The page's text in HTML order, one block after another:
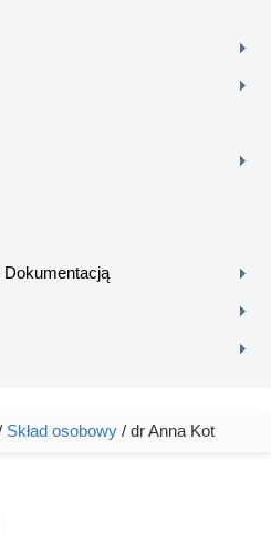
Dokumentacją
Skład osobowy / dr Anna Kot